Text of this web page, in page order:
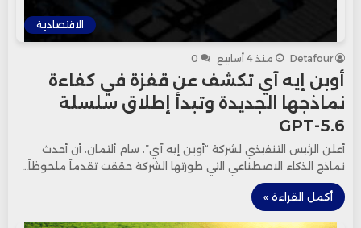
الاقتصادية
Detafour منذ 4 أسابيع 0
أوبن إيه آي تكشف عن قفزة في كفاءة
نماذجها الجديدة وتبدأ إطلاق سلسلة
GPT-5.6
أعلن الرئيس التنفيذي لشركة “أوبن إيه آي”، سام ألتمان، أن أحدث
نماذج الذكاء الاصطناعي التي طورتها الشركة حققت تقدماً ملحوظاً…
أكمل القراءة »